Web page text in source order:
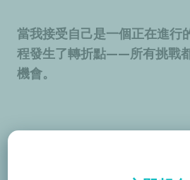
當我接受自己是一個正在進行
程發生了轉折點——所有挑戰
機會。